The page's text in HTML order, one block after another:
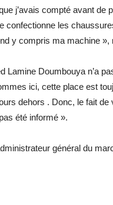
j’avais compté avant de
les
y compris ma machine »,
Lamine Doumbouya n’a
ici, cette place est
dehors . Donc, le fait
été informé ».
général du